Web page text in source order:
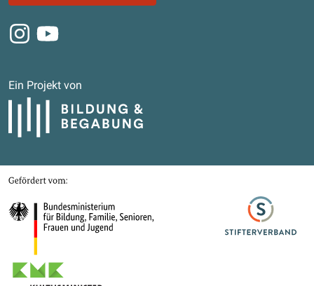
Instagram
Youtube
Ein Projekt von
Bildung und Begabung
Gefördert von
Bundesministerium für Bildung, Familie, Senioren, Frauen und Jugend
Stifterverband
Kultusministerkonferenz